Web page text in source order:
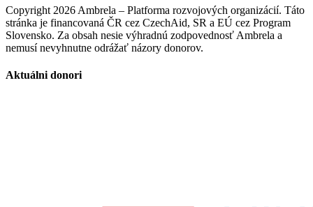
Copyright 2026 Ambrela – Platforma rozvojových organizácií. Táto
stránka je financovaná ČR cez CzechAid, SR a EÚ cez Program
Slovensko. Za obsah nesie výhradnú zodpovednosť Ambrela a
nemusí nevyhnutne odrážať názory donorov.
Aktuálni donori